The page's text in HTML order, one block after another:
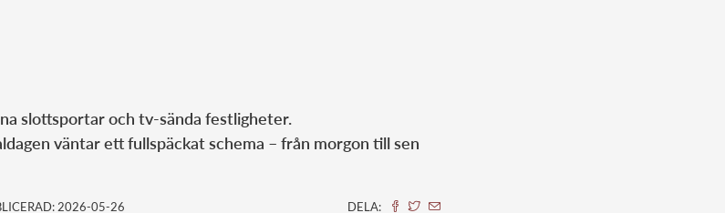
slottsportar och tv-sända festligheter.
väntar ett fullspäckat schema – från morgon till sen
2026-05-26 DELA: